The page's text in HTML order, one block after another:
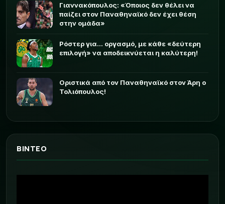
Γιαννακόπουλος: «Όποιος δεν θέλει να
παίζει στον Παναθηναϊκό δεν έχει θέση
στην ομάδα»
Ρόστερ για... οργασμό, με κάθε «δεύτερη
επιλογή» να αποδεικνύεται η καλύτερη!
Οριστικά από τον Παναθηναϊκό στον Άρη ο
Τολιόπουλος!
ΒΙΝΤΕΟ